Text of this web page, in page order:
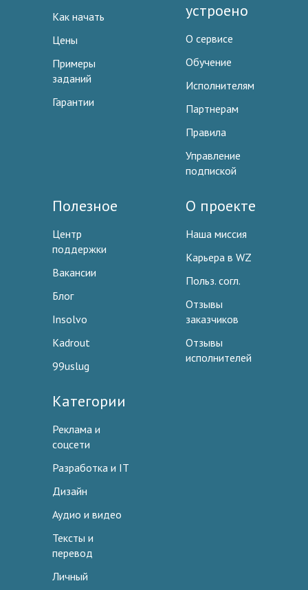
Как начать
Цены
Примеры
заданий
Гарантии
устроено
О сервисе
Обучение
Исполнителям
Партнерам
Правила
Управление
подпиской
Полезное
Центр
поддержки
Вакансии
Блог
Insolvo
Kadrout
99uslug
О проекте
Наша миссия
Карьера в WZ
Польз. согл.
Отзывы
заказчиков
Отзывы
исполнителей
Категории
Реклама и
соцсети
Разработка и IT
Дизайн
Аудио и видео
Тексты и
перевод
Личный